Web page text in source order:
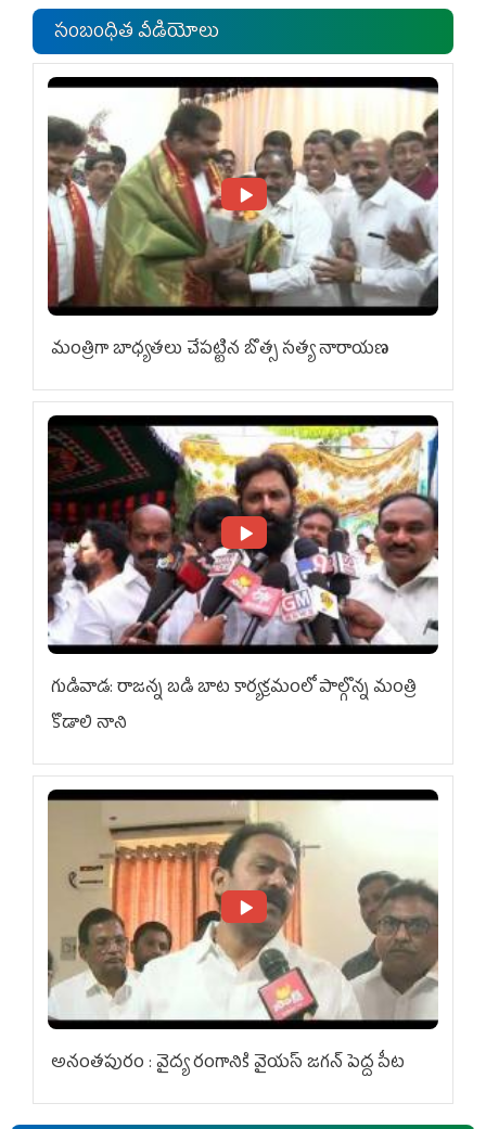
సంబంధిత వీడియోలు
మంత్రిగా బాధ్యతలు చేపట్టిన బొత్స సత్య నారాయణ
గుడివాడ: రాజన్న బడి బాట కార్యక్రమంలో పాల్గొన్న మంత్రి
కొడాలి నాని
అనంతపురం : వైద్య రంగానికి వైయ‌స్ జ‌గ‌న్ పెద్ద పీట